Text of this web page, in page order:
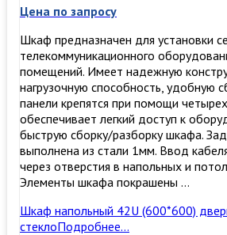
Цена по запросу
Шкаф предназначен для установки
телекоммуникационного
помещений. Имеет надежную
нагрузочную способность, удобную
панели крепятся при помощи
обеспечивает легкий доступ к
быструю сборку/разборку шкафа.
выполнена из стали 1мм. Ввод
через отверстия в напольных и
Элементы шкафа покрашены …
Шкаф напольный 42U (600*600)
стеклоПодробнее…